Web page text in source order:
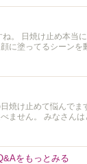
け止め本当に必須です。
に塗ってるシーンを
焼け止めて悩んでま
ません。 みなさん
をもっとみる